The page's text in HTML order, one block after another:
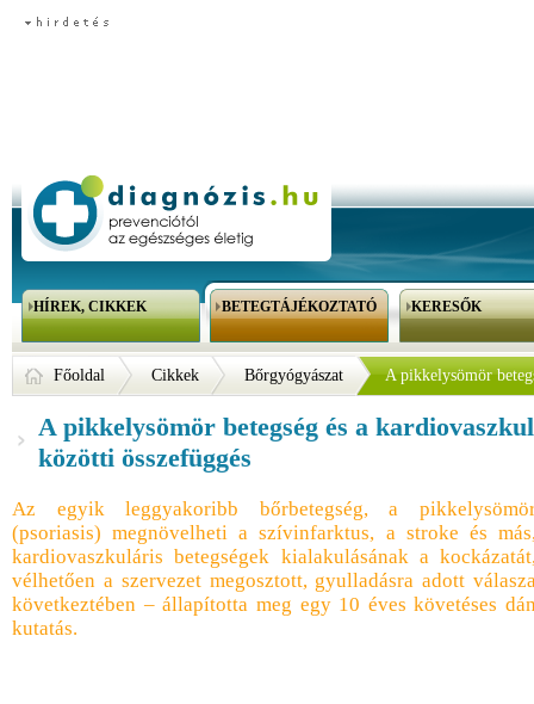
HÍREK, CIKKEK BETEGTÁJÉKOZTATÓ KERESŐK
Főoldal Cikkek Bőrgyógyászat A pikkelysömör
A pikkelysömör betegség és a
közötti összefüggés
Az egyik leggyakoribb bőrbetegség, a
(psoriasis) megnövelheti a szívinfarktus, a stroke és
kardiovaszkuláris betegségek kialakulásának a
vélhetően a szervezet megosztott, gyulladásra adott
következtében – állapította meg egy 10 éves követéses
kutatás.